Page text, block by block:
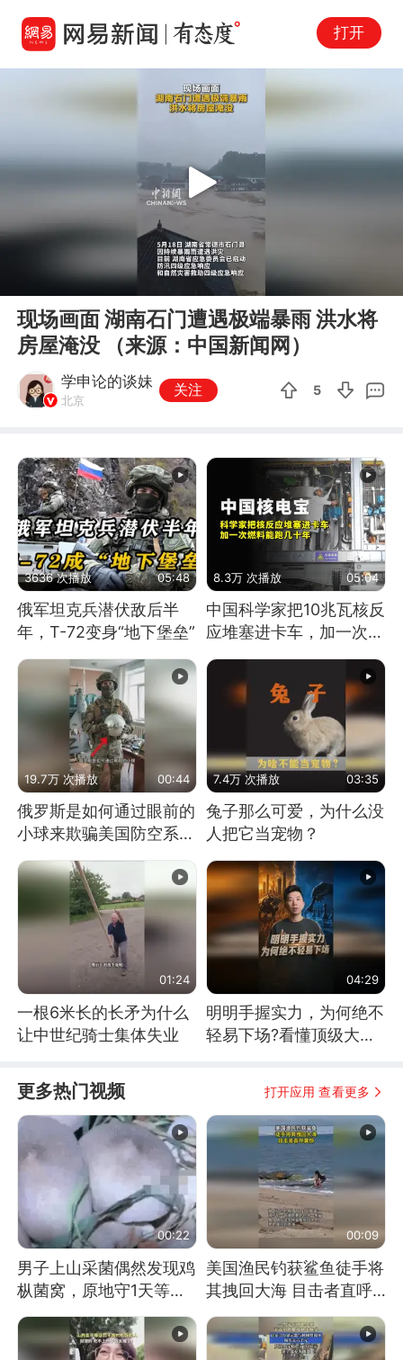
打开
00:14
Play
现场画面 湖南石门遭遇极端暴雨 洪水将
房屋淹没 （来源：中国新闻网）
学申论的谈妹
北京
关注 5
3636 次播放 05:48
俄军坦克兵潜伏敌后半
年，T-72变身“地下堡垒”
8.3万 次播放 05:04
中国科学家把10兆瓦核反
应堆塞进卡车，加一次燃
料能跑几十年
19.7万 次播放 00:44
俄罗斯是如何通过眼前的
小球来欺骗美国防空系统
7.4万 次播放 03:35
兔子那么可爱，为什么没
人把它当宠物？
01:24
一根6米长的长矛为什么
让中世纪骑士集体失业
04:29
明明手握实力，为何绝不
轻易下场?看懂顶级大国
更多热门视频 打开应用 查看更多
00:22
男子上山采菌偶然发现鸡
枞菌窝，原地守1天等它
长大：挖了140多朵
00:09
美国渔民钓获鲨鱼徒手将
其拽回大海 目击者直呼
震惊 （视频来源：参考
消息）